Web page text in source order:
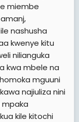
miembe
nashusha
kwenye kitu
nilianguka
kwa mbele na
mguuni
najiuliza nini
mpaka
kile kitochi